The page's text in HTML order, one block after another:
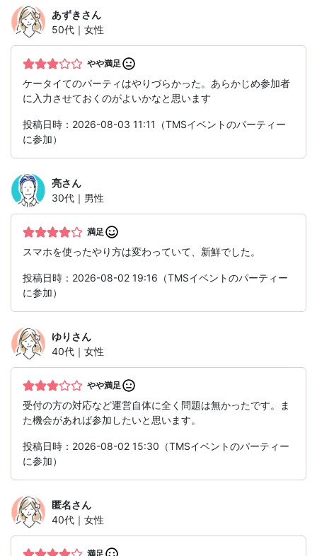
あずきさん
50代｜女性
やや満足
ケータイてのパーティはやりづらかった。あらかじめ参加者
に入力させておくのがよいかなと思います
投稿日時：2026-08-03 11:11（TMSイベントのパーティー
に参加）
亮さん
30代｜男性
満足
スマホを使ったやり方は変わっていて、新鮮でした。
投稿日時：2026-08-02 19:16（TMSイベントのパーティー
に参加）
ゆり さん
40代｜女性
やや満足
受付の方の対応など運営自体に全く問題は無かったです。ま
た機会があれば参加したいと思います。
投稿日時：2026-08-02 15:30（TMSイベントのパーティー
に参加）
匿名さん
40代｜女性
満足